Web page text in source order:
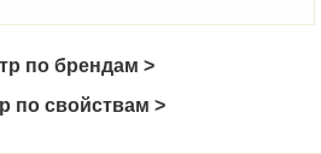
по брендам >
по свойствам >